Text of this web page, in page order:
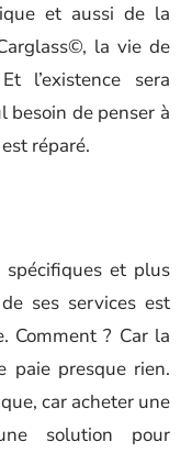
et aussi de la
la vie de
l’existence sera
besoin de penser à
réparé.
spécifiques et plus
ses services est
Comment ? Car la
paie presque rien.
car acheter une
solution pour